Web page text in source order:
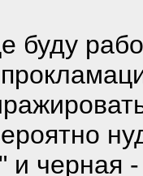
буду
и черная